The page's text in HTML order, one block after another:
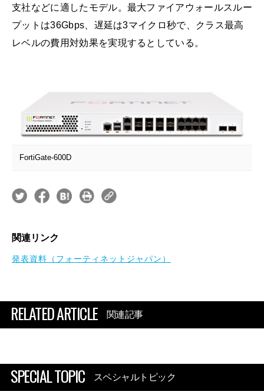
支社などに適したモデル。最大ファイアウォールスルー
プットは36Gbps、遅延は3マイクロ秒で、クラス最高
レベルの費用対効果を実現するとしている。
FortiGate-600D
関連リンク
発表資料（フォーティネットジャパン）
RELATED ARTICLE 関連記事
SPECIAL TOPIC スペシャルトピック